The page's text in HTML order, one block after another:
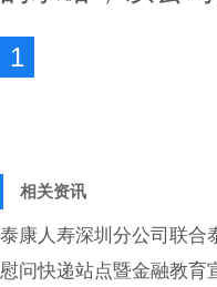
1
相关资讯
泰康人寿深圳分公司联合
慰问快递站点暨金融教育